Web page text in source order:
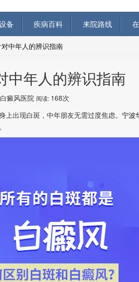
备 疾病百科 来院路线
中年人的辨识指南
中年人的辨识指南
癜风医院 阅读: 168次
出现白斑，中年朋友无需过度焦虑。 宁波